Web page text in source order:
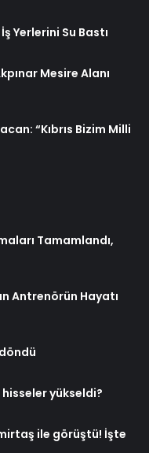
Yerlerini Su Bastı
Mesire Alanı
“Kıbrıs Bizim Milli
Tamamlandı,
Antrenörün Hayatı
hisseler yükseldi?
ile görüştü! İşte